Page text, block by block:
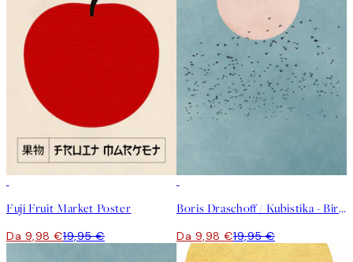
Fuji Fruit Market Poster
Da 9,98 €19,95 €
Boris Draschoff / Kubistika - Birds Fly Away Poster
Da 9,98 €19,95 €